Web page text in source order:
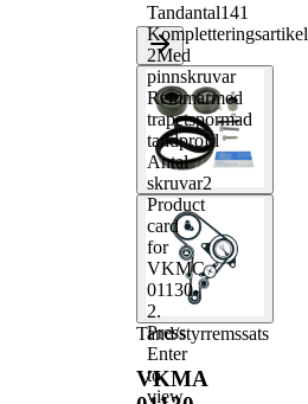
Tand/styrremssats
VKMA
Tandantal141
2Med
pinnskruvar
Remmarmed
trapetspormad
tandprofil
Antal
skruvar2
Product
card
for
VKMC
01130-
2.
Press
Enter
to
view